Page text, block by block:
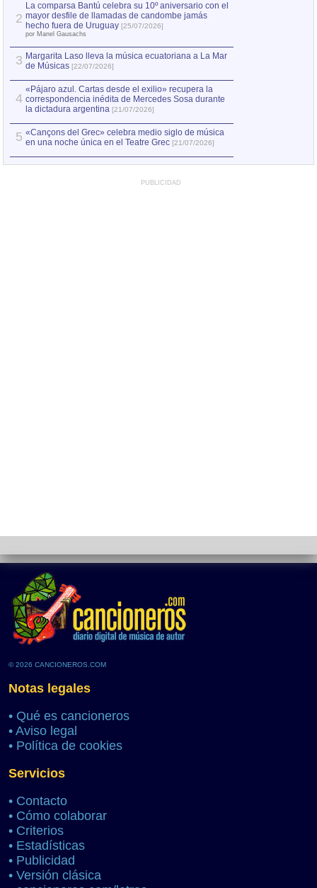
2
La comparsa Bantú celebra su 10º aniversario con el
mayor desfile de llamadas de candombe jamás
hecho fuera de Uruguay [25/07/2026]
por Manel Gausachs
3 Margarita Laso lleva la música ecuatoriana a La Mar
de Músicas [22/07/2026]
4
«Pájaro azul. Cartas desde el exilio» recupera la
correspondencia inédita de Mercedes Sosa durante
la dictadura argentina [21/07/2026]
5 «Cançons del Grec» celebra medio siglo de música
en una noche única en el Teatre Grec [21/07/2026]
PUBLICIDAD
© 2026 CANCIONEROS.COM
Notas legales
• Qué es cancioneros
• Aviso legal
• Política de cookies
Servicios
• Contacto
• Cómo colaborar
• Criterios
• Estadísticas
• Publicidad
• Versión clásica